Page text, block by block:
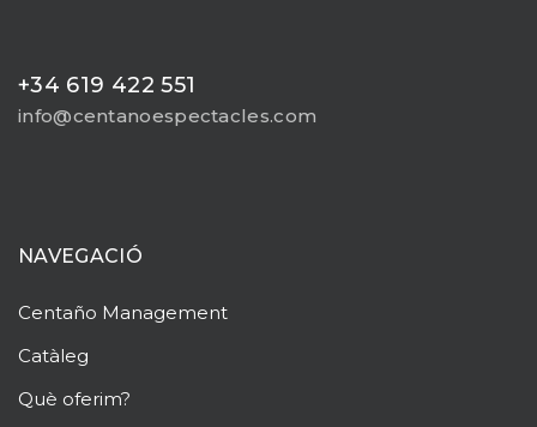
+34 619 422 551
info@centanoespectacles.com
NAVEGACIÓ
Centaño Management
Catàleg
Què oferim?